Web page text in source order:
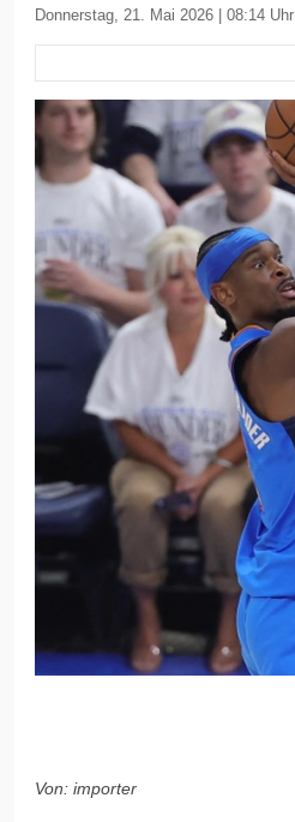
Donnerstag, 21. Mai 2026 | 08:14 Uhr
Von: importer